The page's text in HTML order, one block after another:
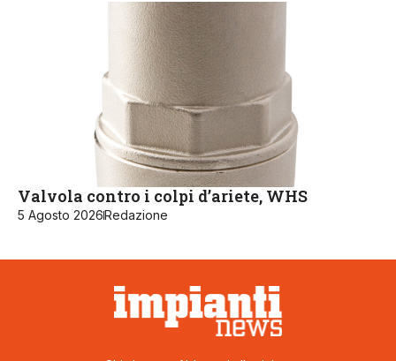
Valvola contro i colpi d’ariete, WHS
5 Agosto 2026 Redazione